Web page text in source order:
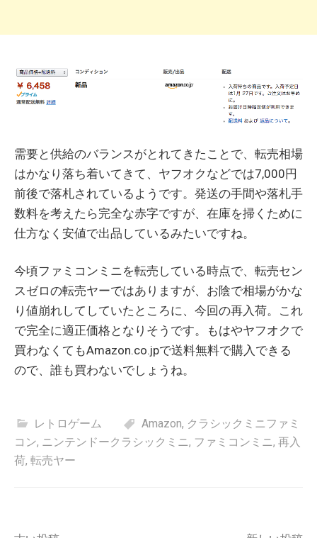
需要と供給のバランスがとれてきたことで、転売相場
はかなり落ち着いてきて、ヤフオクなどでは7,000円
前後で落札されているようです。発送の手間や落札手
数料を考えたら完全な赤字ですが、在庫を掃くために
仕方なく安値で出品しているみたいですね。
今頃ファミコンミニを転売している時点で、転売セン
スゼロの転売ヤーではありますが、お陰で相場がかな
り値崩れしてしていたところに、今回の再入荷。これ
で完全に適正価格となりそうです。もはやヤフオクで
買わなくてもAmazon.co.jpで送料無料で購入できる
ので、誰も買わないでしょうね。
レトロゲーム Amazon, クラシックミニファミ
コン, ニンテンドークラシックミニ, ファミコンミニ, 再入
荷, 転売ヤー